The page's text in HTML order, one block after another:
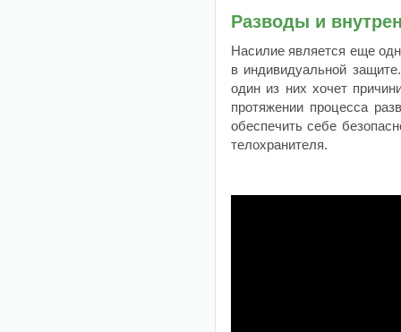
Разводы и
Насилие является еще
в индивидуальной
один из них хочет
протяжении процесса
обеспечить себе
телохранителя.